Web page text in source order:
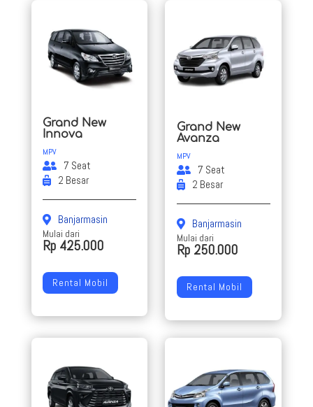
Grand New
Innova
MPV
7 Seat
2 Besar
Banjarmasin
Mulai dari
Rp 425.000
Rental Mobil
Grand New
Avanza
MPV
7 Seat
2 Besar
Banjarmasin
Mulai dari
Rp 250.000
Rental Mobil